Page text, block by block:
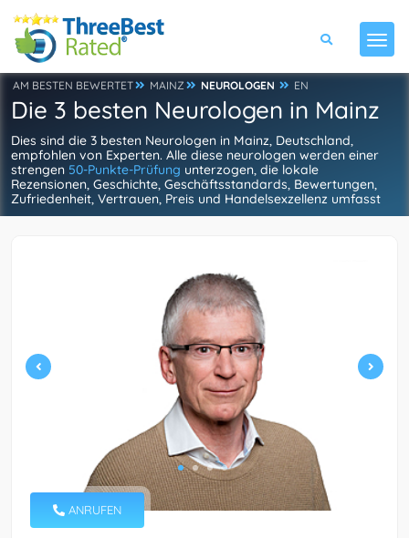
AM BESTEN BEWERTET MAINZ NEUROLOGEN EN
Die 3 besten Neurologen in Mainz
Dies sind die 3 besten Neurologen in Mainz, Deutschland,
empfohlen von Experten. Alle diese neurologen werden einer
strengen 50-Punkte-Prüfung unterzogen, die lokale
Rezensionen, Geschichte, Geschäftsstandards, Bewertungen,
Zufriedenheit, Vertrauen, Preis und Handelsexzellenz umfasst
ANRUFEN